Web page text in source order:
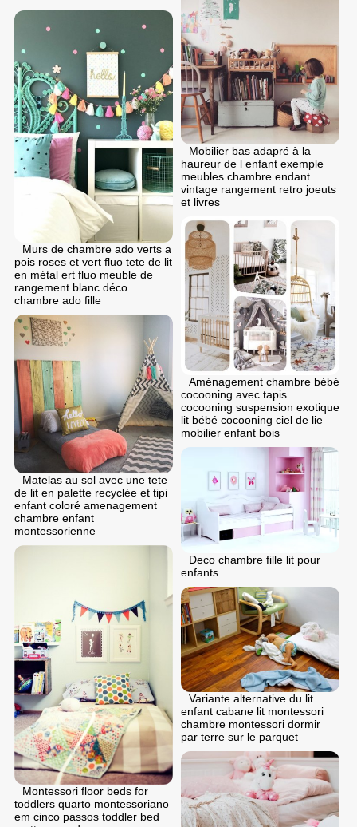
Mobilier bas adapré à la
haureur de l enfant exemple
meubles chambre endant
vintage rangement retro joeuts
et livres
Murs de chambre ado verts a
pois roses et vert fluo tete de lit
en métal ert fluo meuble de
rangement blanc déco
chambre ado fille
Aménagement chambre bébé
cocooning avec tapis
cocooning suspension exotique
lit bébé cocooning ciel de lie
mobilier enfant bois
Matelas au sol avec une tete
de lit en palette recyclée et tipi
enfant coloré amenagement
chambre enfant
montessorienne
Deco chambre fille lit pour
enfants
Montessori floor beds for
toddlers quarto montessoriano
em cinco passos toddler bed
Variante alternative du lit
enfant cabane lit montessori
chambre montessori dormir
par terre sur le parquet